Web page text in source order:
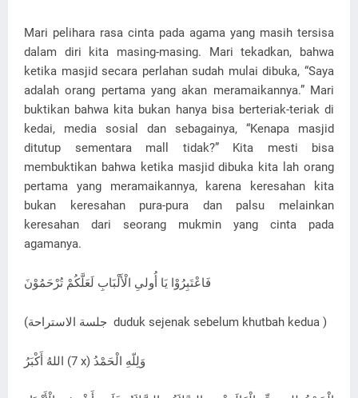
Mari pelihara rasa cinta pada agama yang masih tersisa
dalam diri kita masing-masing. Mari tekadkan, bahwa
ketika masjid secara perlahan sudah mulai dibuka, “Saya
adalah orang pertama yang akan meramaikannya.” Mari
buktikan bahwa kita bukan hanya bisa berteriak-teriak di
kedai, media sosial dan sebagainya, “Kenapa masjid
ditutup sementara mall tidak?” Kita mesti bisa
membuktikan bahwa ketika masjid dibuka kita lah orang
pertama yang meramaikannya, karena keresahan kita
bukan keresahan pura-pura dan palsu melainkan
keresahan dari seorang mukmin yang cinta pada
agamanya.
فَاعْتَبِرُوْا يَا أُولىِ الْأَلْبَابِ لَعَلَّكُمْ تُرْحَمُوْنَ
(جلسة الاستراحة duduk sejenak sebelum khutbah kedua )
اللهُ أَكْبَرُ (7 x) وَلِلّهِ الْحَمْدُ